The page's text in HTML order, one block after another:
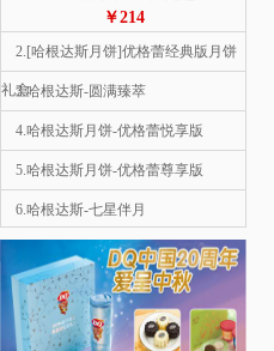
￥214
2.[哈根达斯月饼]优格蕾经典版月饼
礼盒
3.哈根达斯-圆满臻萃
4.哈根达斯月饼-优格蕾悦享版
5.哈根达斯月饼-优格蕾尊享版
6.哈根达斯-七星伴月
7.哈根达斯月饼-彩云追月
8.哈根达斯-金尊
9.星巴克-星情月饼礼盒